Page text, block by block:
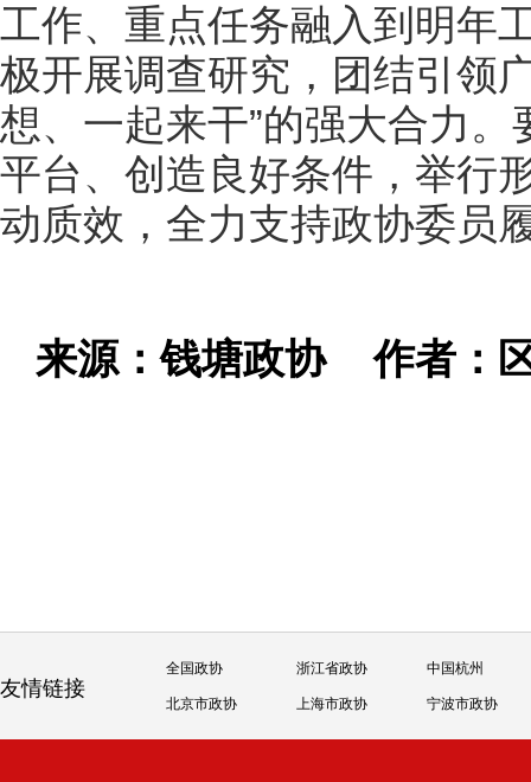
工作、重点任务融入到明年
极开展调查研究，团结引领
想、一起来干”的强大合力
平台、创造良好条件，举行
动质效，全力支持政协委员
来源：钱塘政协作者：
友情链接
全国政协 浙江省政协 中国杭州
北京市政协 上海市政协 宁波市政协